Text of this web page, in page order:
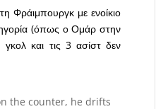
Φράιμπουργκ με ενοίκιο
(όπως ο Ομάρ στην
και τις 3 ασίστ δεν
the counter, he drifts